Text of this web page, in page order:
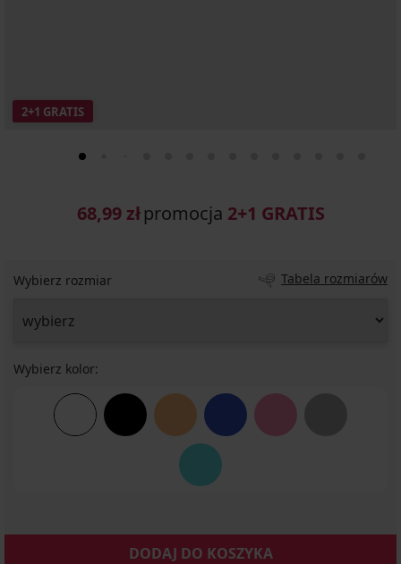
2+1 GRATIS
68,99 zł promocja 2+1 GRATIS
Wybierz rozmiar Tabela rozmiarów
Wybierz kolor:
DODAJ DO KOSZYKA